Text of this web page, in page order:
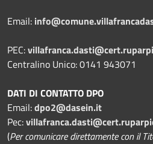
Email:
PEC:
Centralino Unico: 0141 943071
DATI DI CONTATTO DPO
Email:dpo2@dasein.it
Pec:
(Per comunicare direttamente con il